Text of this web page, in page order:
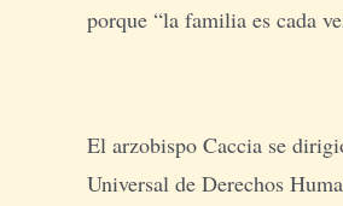
porque “la familia es cada
El arzobispo Caccia se
Universal de Derechos